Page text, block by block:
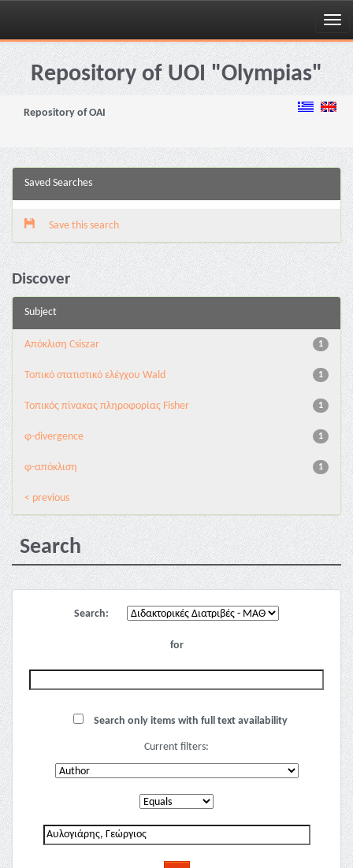
Skip
navigationRepository of UOI "Olympias"
Repository of OAI
Saved Searches
Save this search
Discover
Subject
1
Απόκλιση Csiszar
1
Τοπικό στατιστικό ελέγχου Wald
1
Τοπικός πίνακας πληροφορίας Fisher
1
φ-divergence
1
φ-απόκλιση
< previous
Search
Search:
for
Search only items with full text availability
Current filters: